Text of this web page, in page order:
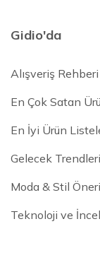
Gidio'da
Alışveriş Rehberi
En Çok Satan
En İyi Ürün
Gelecek Trendleri
Moda & Stil
Teknoloji ve